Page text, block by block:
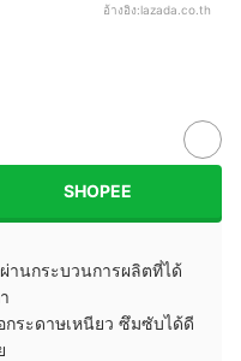
อ้างอิง:lazada.co.th
SHOPEE
านกระบวนการผลิตที่ได้
ระดาษเหนียว ซึมซับได้ดี